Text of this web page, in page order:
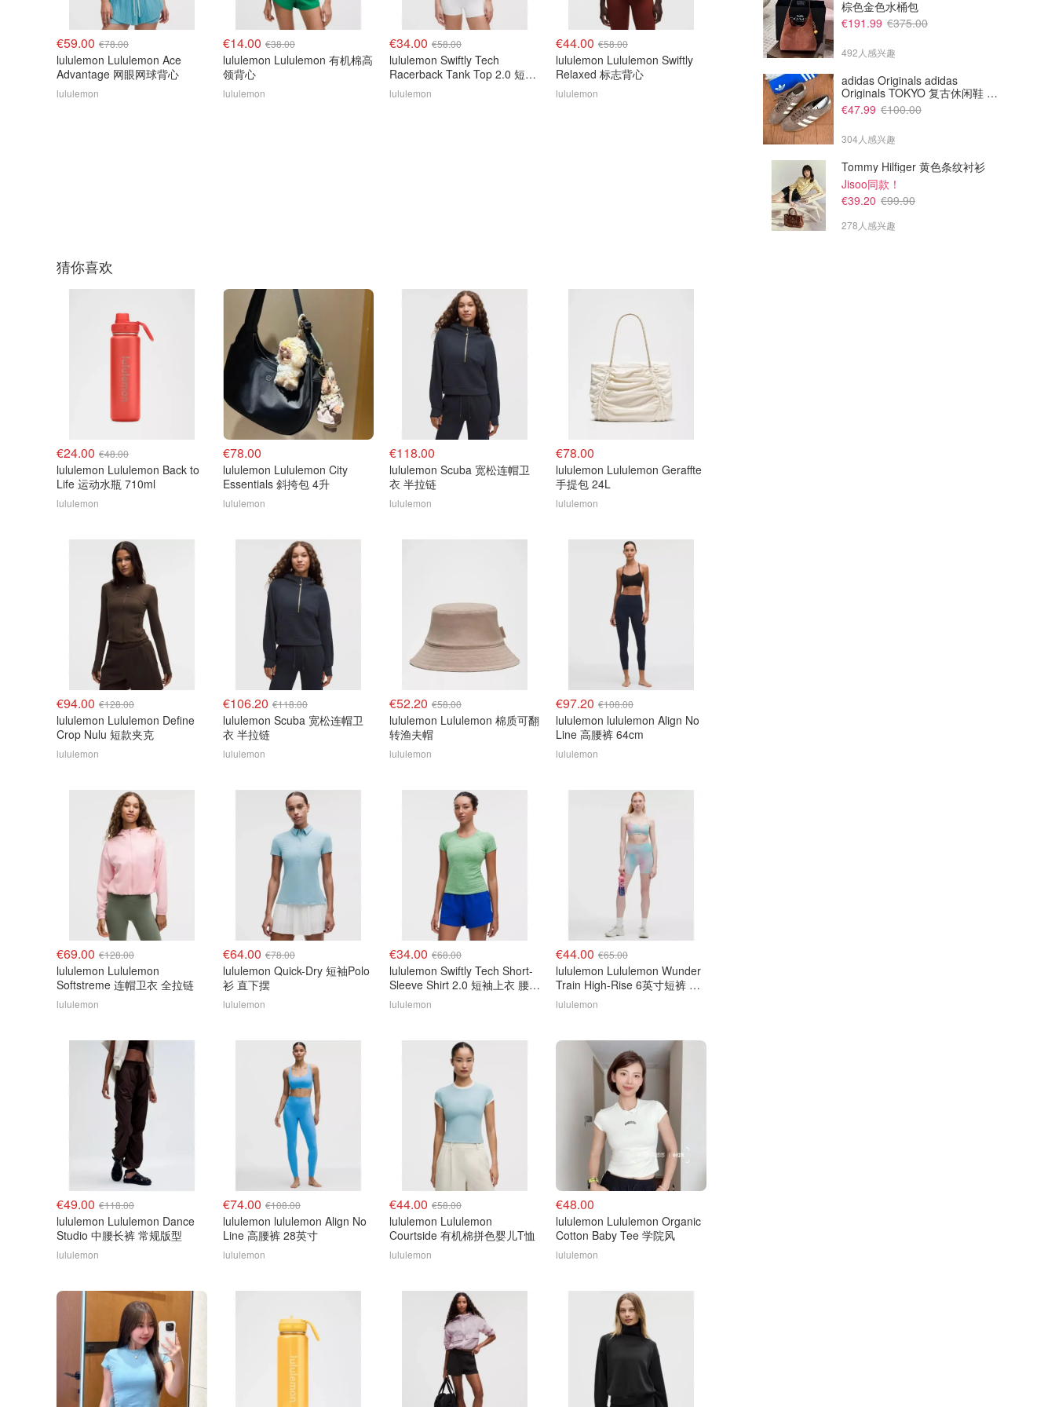
€59.00 €78.00
lululemon Lululemon Ace
Advantage 网眼网球背心
lululemon
€14.00 €38.00
lululemon Lululemon 有机棉高
领背心
lululemon
€34.00 €58.00
lululemon Swiftly Tech
Racerback Tank Top 2.0 短款
背心
lululemon
€44.00 €58.00
lululemon Lululemon Swiftly
Relaxed 标志背心
lululemon
€118.00
lululemon Lululemon BeCalm
宽松船领长袖衬衫
lululemon
lululemon Softstreme 半拉链
长袖上衣
lululemon
猜你喜欢
€24.00 €48.00
lululemon Lululemon Back to
Life 运动水瓶 710ml
lululemon
€78.00
lululemon Lululemon City
Essentials 斜挎包 4升
lululemon
€118.00
lululemon Scuba 宽松连帽卫
衣 半拉链
lululemon
€78.00
lululemon Lululemon Geraffte
手提包 24L
lululemon
€94.00 €128.00
lululemon Lululemon Define
Crop Nulu 短款夹克
lululemon
€106.20 €118.00
lululemon Scuba 宽松连帽卫
衣 半拉链
lululemon
€52.20 €58.00
lululemon Lululemon 棉质可翻
转渔夫帽
lululemon
€97.20 €108.00
lululemon lululemon Align No
Line 高腰裤 64cm
lululemon
€69.00 €128.00
lululemon Lululemon
Softstreme 连帽卫衣 全拉链
lululemon
€64.00 €78.00
lululemon Quick-Dry 短袖Polo
衫 直下摆
lululemon
€34.00 €68.00
lululemon Swiftly Tech Short-
Sleeve Shirt 2.0 短袖上衣 腰长
款
lululemon
€44.00 €65.00
lululemon Lululemon Wunder
Train High-Rise 6英寸短裤 彩
虹
lululemon
€49.00 €118.00
lululemon Lululemon Dance
Studio 中腰长裤 常规版型
lululemon
€74.00 €108.00
lululemon lululemon Align No
Line 高腰裤 28英寸
lululemon
€44.00 €58.00
lululemon Lululemon
Courtside 有机棉拼色婴儿T恤
lululemon
€48.00
lululemon Lululemon Organic
Cotton Baby Tee 学院风
lululemon
棕色金色水桶包
€191.99 €375.00
492人感兴趣
adidas Originals adidas
Originals TOKYO 复古休闲鞋 深
棕色
€47.99 €100.00
304人感兴趣
Tommy Hilfiger 黄色条纹衬衫
Jisoo同款！
€39.20 €99.90
278人感兴趣